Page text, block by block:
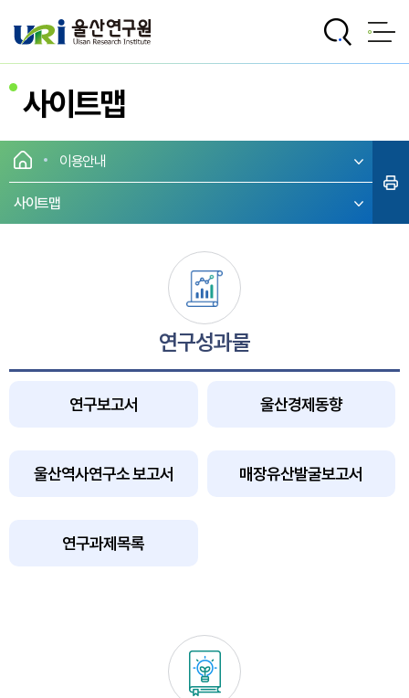
사이트맵
이용안내
사이트맵
연구성과물
연구보고서 울산경제동향
울산역사연구소 보고서 매장유산발굴보고서
연구과제목록